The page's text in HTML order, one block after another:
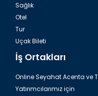
Zigana Gümüşkayak
Sağlık
Otel
Tur
Uçak Bileti
İş Ortakları
Online Seyahat Acenta ve
Yatırımcılarımız için